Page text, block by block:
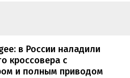
в России наладили
кроссовера с
и полным приводом